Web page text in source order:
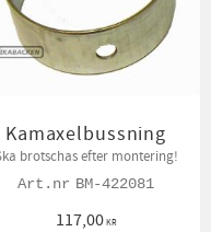
Kamaxelbussning
brotschas efter montering!
BM-422081
117,00KR